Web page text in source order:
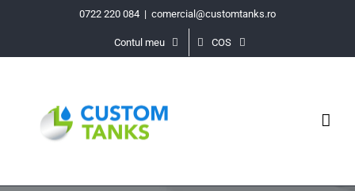
0722 220 084 | comercial@customtanks.ro
Contul meu COS